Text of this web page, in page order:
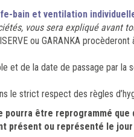
bain et ventilation
vous sera expliqué avant
ou GARANKA
et de la date de passage par la
le strict respect des règles
pourra être reprogrammé
présent ou représenté le